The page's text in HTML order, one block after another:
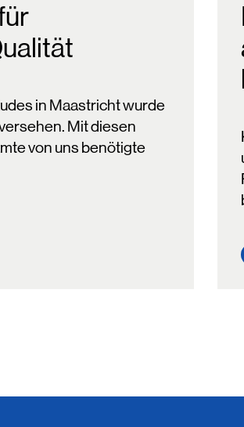
in Maastricht wurde
Mit diesen
von uns benötigte